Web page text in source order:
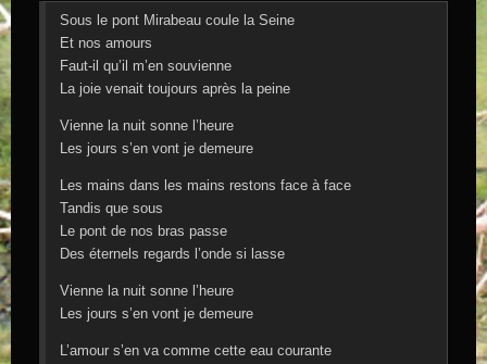
Sous le pont Mirabeau coule la Seine
Et nos amours
Faut-il qu’il m’en souvienne
La joie venait toujours après la peine
Vienne la nuit sonne l’heure
Les jours s’en vont je demeure
Les mains dans les mains restons face à face
Tandis que sous
Le pont de nos bras passe
Des éternels regards l’onde si lasse
Vienne la nuit sonne l’heure
Les jours s’en vont je demeure
L’amour s’en va comme cette eau courante